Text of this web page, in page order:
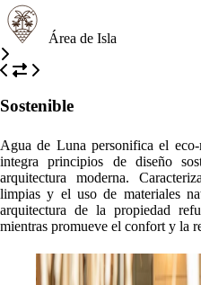
Área de Isla
Sostenible
Agua de Luna personifica el
integra principios de diseño
arquitectura moderna.
limpias y el uso de materiales
arquitectura de la propiedad
mientras promueve el confort y la